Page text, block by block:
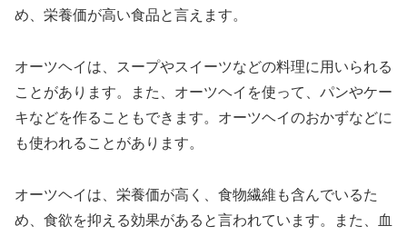
め、栄養価が高い食品と言えます。
オーツヘイは、スープやスイーツなどの料理に用いられる
ことがあります。また、オーツヘイを使って、パンやケー
キなどを作ることもできます。オーツヘイのおかずなどに
も使われることがあります。
オーツヘイは、栄養価が高く、食物繊維も含んでいるた
め、食欲を抑える効果があると言われています。また、血